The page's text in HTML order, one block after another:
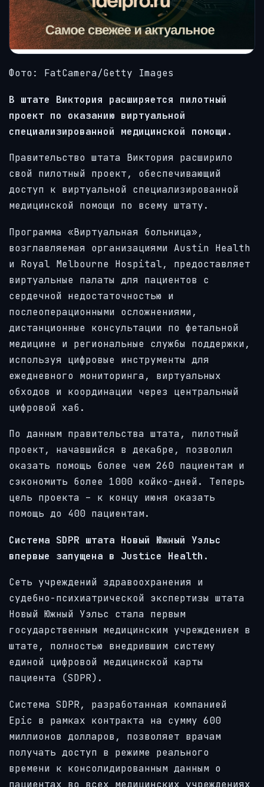
Фото: FatCamera/Getty Images
В штате Виктория расширяется пилотный
проект по оказанию виртуальной
специализированной медицинской помощи.
Правительство штата Виктория расширило
свой пилотный проект, обеспечивающий
доступ к виртуальной специализированной
медицинской помощи по всему штату.
Программа «Виртуальная больница»,
возглавляемая организациями Austin Health
и Royal Melbourne Hospital, предоставляет
виртуальные палаты для пациентов с
сердечной недостаточностью и
послеоперационными осложнениями,
дистанционные консультации по фетальной
медицине и региональные службы поддержки,
используя цифровые инструменты для
ежедневного мониторинга, виртуальных
обходов и координации через центральный
цифровой хаб.
По данным правительства штата, пилотный
проект, начавшийся в декабре, позволил
оказать помощь более чем 260 пациентам и
сэкономить более 1000 койко-дней. Теперь
цель проекта – к концу июня оказать
помощь до 400 пациентам.
Система SDPR штата Новый Южный Уэльс
впервые запущена в Justice Health.
Сеть учреждений здравоохранения и
судебно-психиатрической экспертизы штата
Новый Южный Уэльс стала первым
государственным медицинским учреждением в
штате, полностью внедрившим систему
единой цифровой медицинской карты
пациента (SDPR).
Система SDPR, разработанная компанией
Epic в рамках контракта на сумму 600
миллионов долларов, позволяет врачам
получать доступ в режиме реального
времени к консолидированным данным о
пациентах во всех медицинских учреждениях